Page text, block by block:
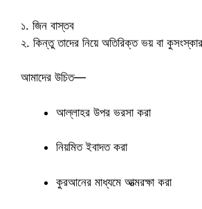
১. জিন বাস্তব
২. কিন্তু তাদের নিয়ে অতিরিক্ত ভয় বা
আমাদের উচিত—
আল্লাহর উপর ভরসা করা
নিয়মিত ইবাদত করা
কুরআনের মাধ্যমে আত্মরক্ষা করা